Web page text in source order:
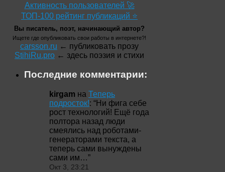
Активность пользователей 🚀
ТОП-100 рейтинг публикаций ⭐
Вы писатель, поэт, начинающий автор?
Ищете где опубликовать свои работы в интернете?!
carsson.ru ← публиковать прозу
StihiRu.pro ← здесь поэзия и стихи
Последние комментарии:
kirgam на Теперь
подросток!: “Ни фига себе
рост технологий! Ещё года
полтора назад люди
смеялись над роботами-
генераторами текста, а
теперь сами вынуждены
сами им…”
Окт 3, 23:21